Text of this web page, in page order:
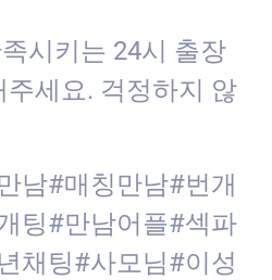
시키는 24시 출장
세요. 걱정하지 않
남#매칭만남#번개
팅#만남어플#섹파
채팅#사모님#이성